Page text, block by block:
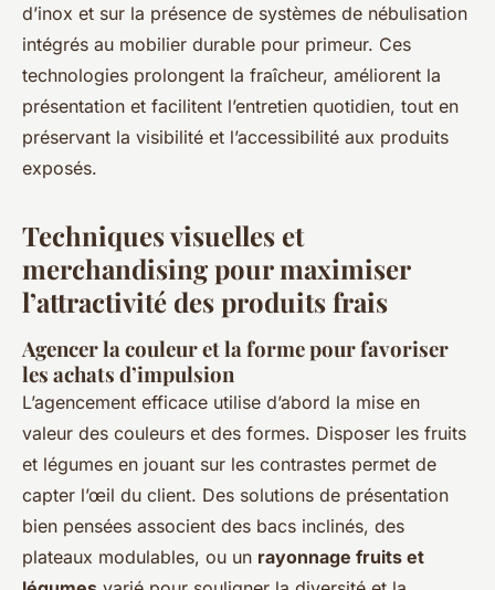
d’inox et sur la présence de systèmes de nébulisation
intégrés au mobilier durable pour primeur. Ces
technologies prolongent la fraîcheur, améliorent la
présentation et facilitent l’entretien quotidien, tout en
préservant la visibilité et l’accessibilité aux produits
exposés.
Techniques visuelles et
merchandising pour maximiser
l’attractivité des produits frais
Agencer la couleur et la forme pour favoriser
les achats d’impulsion
L’agencement efficace utilise d’abord la mise en
valeur des couleurs et des formes. Disposer les fruits
et légumes en jouant sur les contrastes permet de
capter l’œil du client. Des solutions de présentation
bien pensées associent des bacs inclinés, des
plateaux modulables, ou un rayonnage fruits et